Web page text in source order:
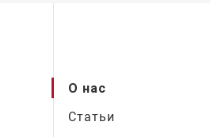
О нас
Статьи